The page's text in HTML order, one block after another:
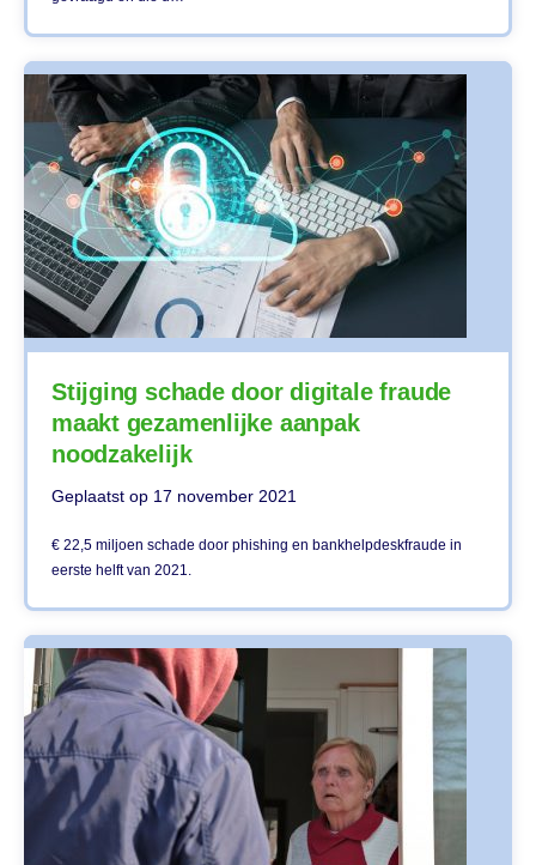
Stijging schade door digitale fraude
maakt gezamenlijke aanpak
noodzakelijk
Geplaatst op 17 november 2021
€ 22,5 miljoen schade door phishing en bankhelpdeskfraude in
eerste helft van 2021.